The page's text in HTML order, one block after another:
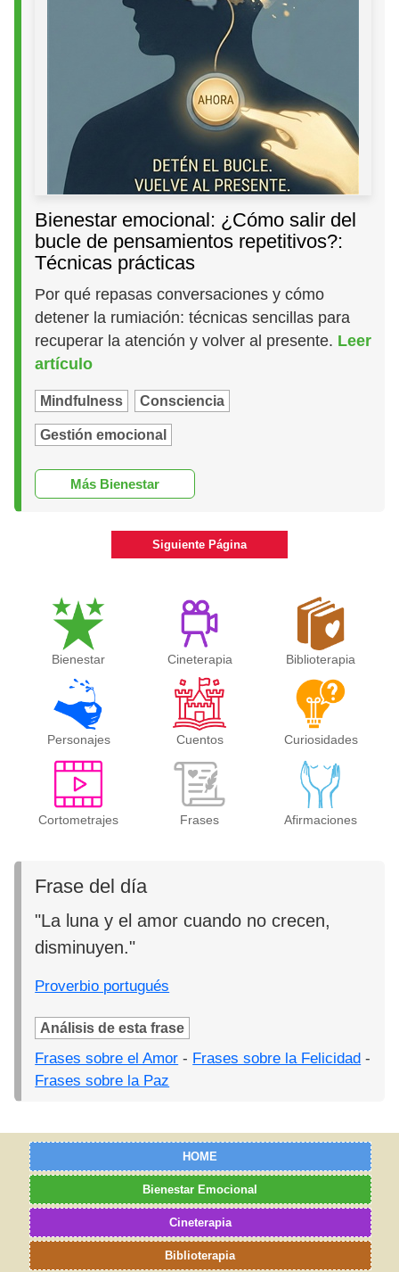
Bienestar emocional: ¿Cómo salir del
bucle de pensamientos repetitivos?:
Técnicas prácticas
Por qué repasas conversaciones y cómo
detener la rumiación: técnicas sencillas para
recuperar la atención y volver al presente. Leer
artículo
Mindfulness Consciencia
Gestión emocional
Más Bienestar
Siguiente Página
Bienestar Cineterapia Biblioterapia
Personajes Cuentos Curiosidades
Cortometrajes Frases Afirmaciones
Frase del día
"La luna y el amor cuando no crecen,
disminuyen."
Proverbio portugués
Análisis de esta frase
Frases sobre el Amor - Frases sobre la Felicidad -
Frases sobre la Paz
HOME
Bienestar Emocional
Cineterapia
Biblioterapia